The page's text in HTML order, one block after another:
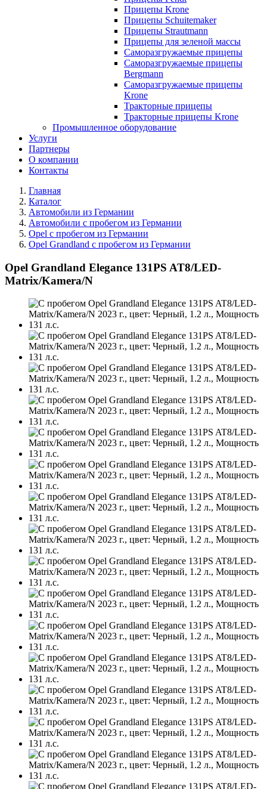
Прицепы Krone
Прицепы Schuitemaker
Прицепы Strautmann
Прицепы для зеленой массы
Саморазгружаемые прицепы
Саморазгружаемые прицепы
Bergmann
Саморазгружаемые прицепы
Krone
Тракторные прицепы
Тракторные прицепы Krone
Промышленное оборудование
Услуги
Партнеры
О компании
Контакты
Главная
Каталог
Автомобили из Германии
Автомобили с пробегом из Германии
Opel с пробегом из Германии
Opel Grandland с пробегом из Германии
Opel Grandland Elegance 131PS AT8/LED-
Matrix/Kamera/N